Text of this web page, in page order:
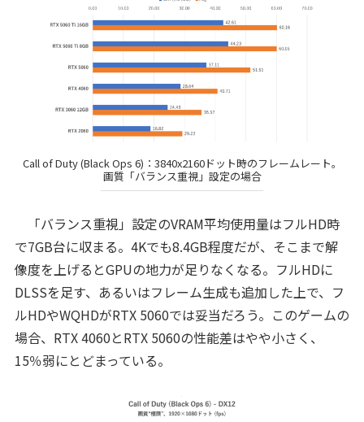
Call of Duty (Black Ops 6)：3840x2160ドット時のフレームレート。
画質「バランス重視」設定の場合
「バランス重視」設定のVRAM平均使用量はフルHD時
で7GB台に収まる。4Kでも8.4GB程度だが、そこまで解
像度を上げるとGPUの地力が足りなくなる。フルHDに
DLSSを足す、あるいはフレーム生成も追加した上で、フ
ルHDやWQHDがRTX 5060では妥当だろう。このゲームの
場合、RTX 4060とRTX 5060の性能差はやや小さく、
15％弱にとどまっている。